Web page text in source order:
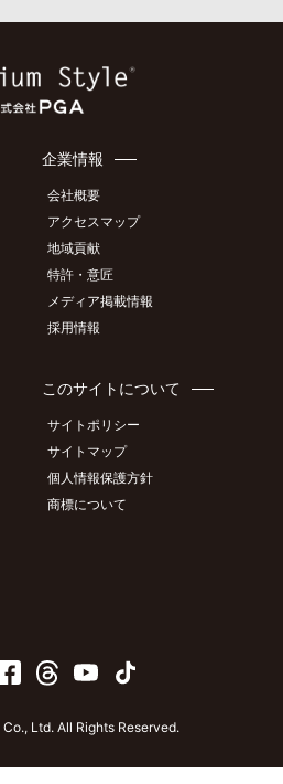
企業情報
会社概要
アクセスマップ
地域貢献
特許・意匠
メディア掲載情報
採用情報
このサイトについて
サイトポリシー
サイトマップ
個人情報保護方針
商標について
Ltd. All Rights Reserved.